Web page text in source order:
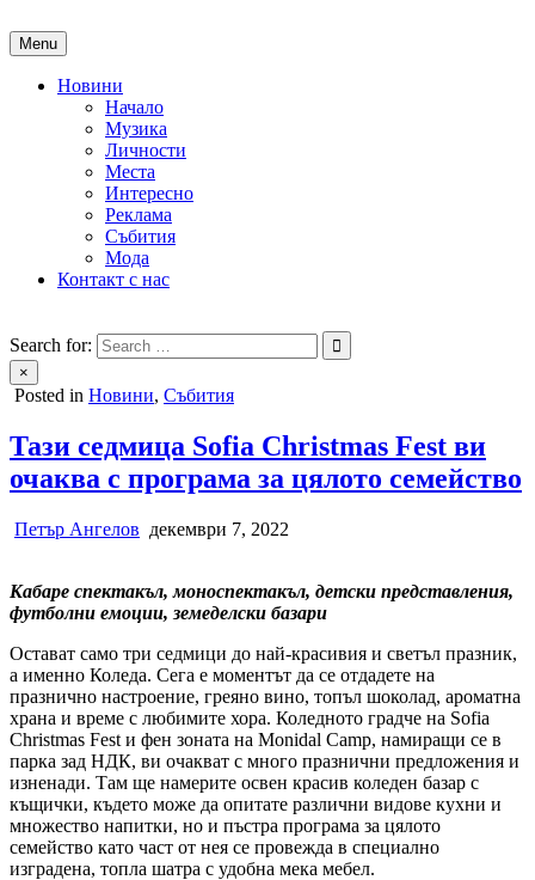
to
content
Menu
Новини
Начало
Музика
Личности
Места
Интересно
Реклама
Събития
Мода
Контакт с нас
People of Bulgaria
За хората на България
Search for:
×
Posted in Новини, Събития
Тази седмица Sofia Christmas Fest ви
очаква с програма за цялото семейство
Петър Ангелов декември 7, 2022
Кабаре спектакъл, моноспектакъл, детски представления,
футболни емоции, земеделски базари
Остават само три седмици до най-красивия и светъл празник,
а именно Коледа. Сега е моментът да се отдадете на
празнично настроение, греяно вино, топъл шоколад, ароматна
храна и време с любимите хора. Коледното градче на Sofia
Christmas Fest и фен зоната на Monidal Camp, намиращи се в
парка зад НДК, ви очакват с много празнични предложения и
изненади. Там ще намерите освен красив коледен базар с
къщички, където може да опитате различни видове кухни и
множество напитки, но и пъстра програма за цялото
семейство като част от нея се провежда в специално
изградена, топла шатра с удобна мека мебел.